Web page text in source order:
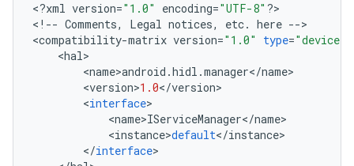
<?xml version="1.0" encoding="UTF-8" ?>
< ! -- Comments, Legal notices, etc. here -->
<compatibility-matrix version="1.0" type="device"
<hal>
<name>android .hidl .manager</name>
<version>1.0</version>
<interface>
<name>IServiceManager</name>
<instance>default</instance>
</interface>